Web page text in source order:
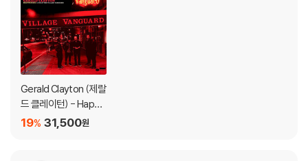
Gerald Clayton (제랄
드 클레이턴) - Happe
ning: Live At The Vill
31,500원
19%